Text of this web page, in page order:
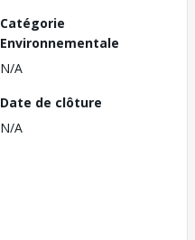
Catégorie
Environnementale
N/A
Date de clôture
N/A